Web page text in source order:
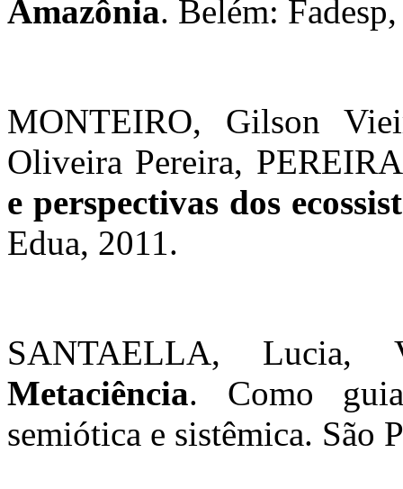
Amazônia. Belém:
MONTEIRO, Gilson
Oliveira Pereira,
e perspectivas dos
Edua, 2011.
SANTAELLA, Lucia,
Metaciência. Como
semiótica e sistêmica.